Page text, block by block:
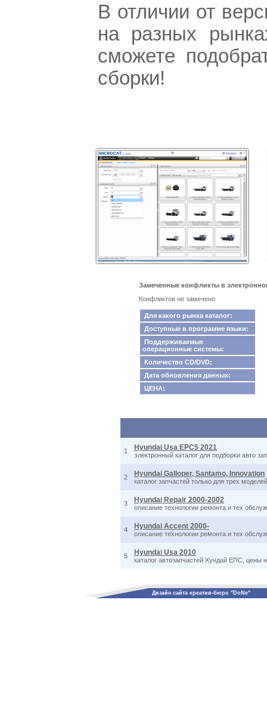
В отличии от
на разных
сможете
сборки!
Замеченные конфликты в
Конфликтов не замечено
Для какого рынка каталог:
Доступные в программе языки:
Поддерживаемые
операционные системы:
Количество CD/DVD:
Дата обновления данных:
ЦЕНА:
1 Hyundai Usa EPC5 2021
электронный каталог для подборки авто
2 Hyundai Galloper, Santamo, Innovation
каталог запчастей только для трех
3 Hyundai Repair 2000-2002
описание технологии ремонта и тех
4 Hyundai Accent 2000-
описание технологии ремонта и тех
5 Hyundai Usa 2010
каталог автозапчастей Хундай ЕПС, цены
Дизайн сайта креатив-бюро "DoNe"